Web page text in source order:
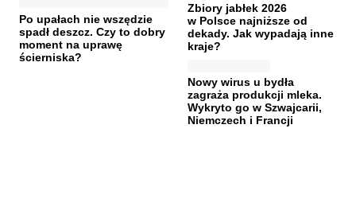
Po upałach nie wszędzie
spadł deszcz. Czy to dobry
moment na uprawę
ścierniska?
Zbiory jabłek 2026
w Polsce najniższe od
dekady. Jak wypadają inne
kraje?
Nowy wirus u bydła
zagraża produkcji mleka.
Wykryto go w Szwajcarii,
Niemczech i Francji